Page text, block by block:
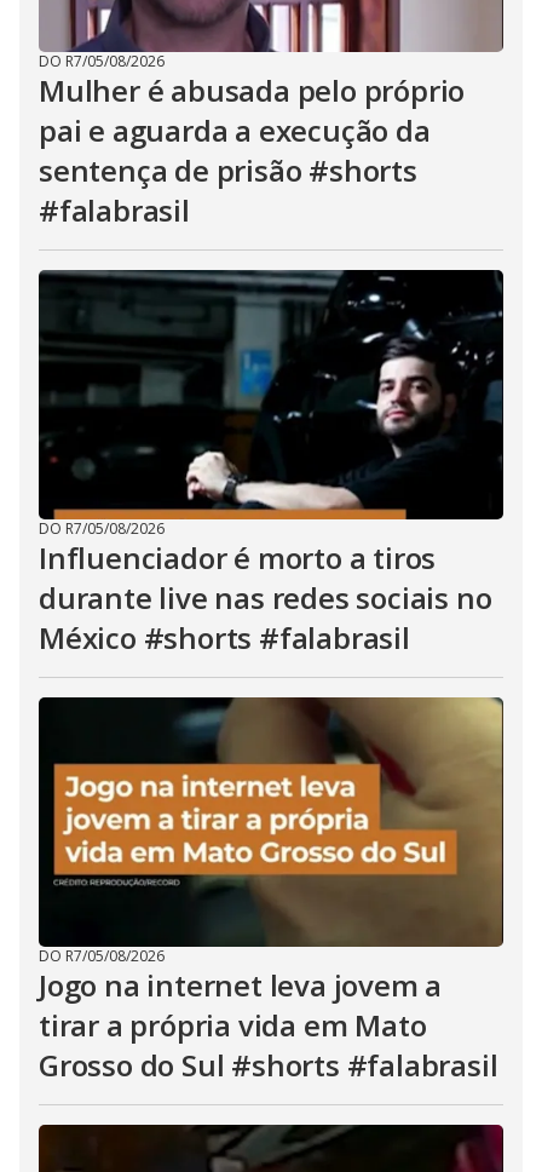
DO R7/05/08/2026
Mulher é abusada pelo próprio
pai e aguarda a execução da
sentença de prisão #shorts
#falabrasil
DO R7/05/08/2026
Influenciador é morto a tiros
durante live nas redes sociais no
México #shorts #falabrasil
DO R7/05/08/2026
Jogo na internet leva jovem a
tirar a própria vida em Mato
Grosso do Sul #shorts #falabrasil